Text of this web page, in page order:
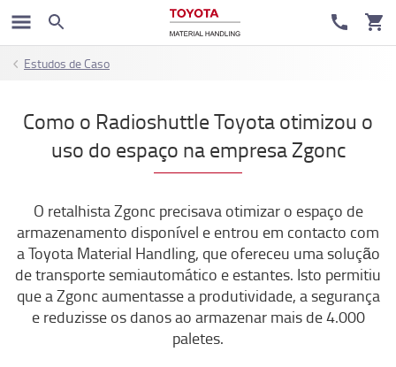
Estudos de Caso
Como o Radioshuttle Toyota otimizou o
uso do espaço na empresa Zgonc
O retalhista Zgonc precisava otimizar o espaço de
armazenamento disponível e entrou em contacto com
a Toyota Material Handling, que ofereceu uma solução
de transporte semiautomático e estantes. Isto permitiu
que a Zgonc aumentasse a produtividade, a segurança
e reduzisse os danos ao armazenar mais de 4.000
paletes.